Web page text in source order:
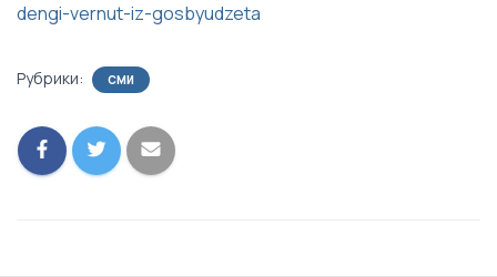
dengi-vernut-iz-gosbyudzeta
Рубрики: СМИ